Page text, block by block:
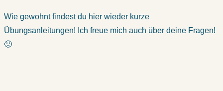
Wie gewohnt findest du hier wieder kurze
Übungsanleitungen! Ich freue mich auch über deine Fragen!
🙂